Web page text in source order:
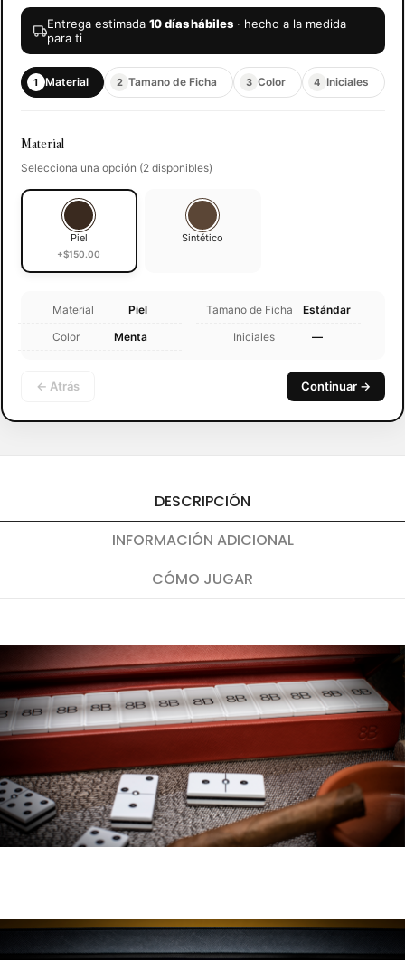
Entrega estimada 10 días hábiles· hecho a la medida
para ti
1 Material 2 Tamano de Ficha 3 Color 4 Iniciales
Material
Selecciona una opción (2 disponibles)
Piel
+$150.00
Sintético
Material Piel Tamano de Ficha
Estándar
Color
Menta Iniciales —
← Atrás Continuar →
DESCRIPCIÓN
INFORMACIÓN ADICIONAL
CÓMO JUGAR